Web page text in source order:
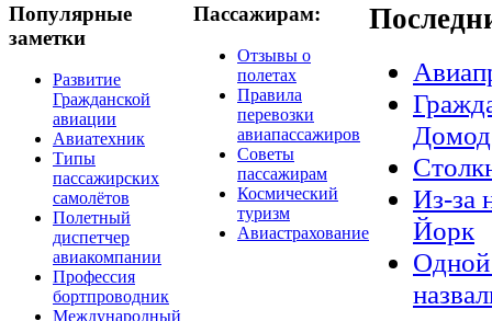
Популярные
заметки
Развитие
Гражданской
авиации
Авиатехник
Типы
пассажирских
самолётов
Полетный
диспетчер
авиакомпании
Профессия
бортпроводник
Международный
Пассажирам:
Отзывы о
полетах
Правила
перевозки
авиапассажиров
Советы
пассажирам
Космический
туризм
Авиастрахование
Из-за
Йорк
Одной